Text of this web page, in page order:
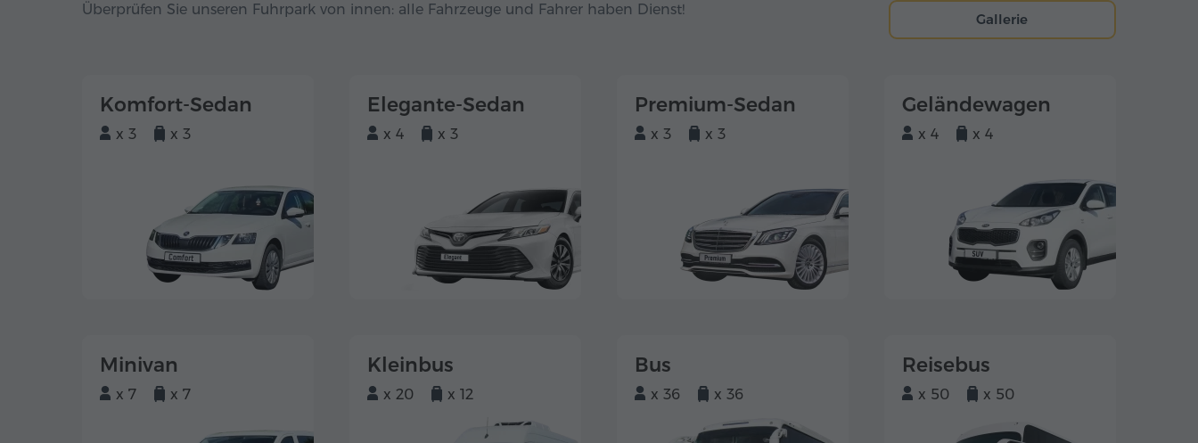
Überprüfen Sie unseren Fuhrpark von innen: alle Fahrzeuge und Fahrer haben Dienst!
Gallerie
Komfort-Sedan
x 3 x 3
Elegante-Sedan
x 4 x 3
Premium-Sedan
x 3 x 3
Geländewagen
x 4 x 4
Minivan
x 7 x 7
Kleinbus
x 20 x 12
Bus
x 36 x 36
Reisebus
x 50 x 50